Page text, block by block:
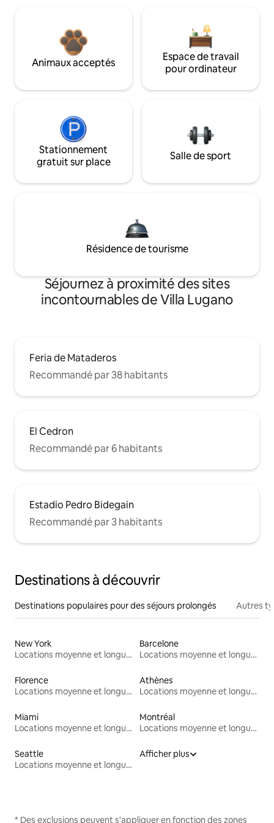
Animaux acceptés
Espace de travail
pour ordinateur
Stationnement
gratuit sur place
Salle de sport
Résidence de tourisme
Séjournez à proximité des sites
incontournables de Villa Lugano
Feria de Mataderos
Recommandé par 38 habitants
El Cedron
Recommandé par 6 habitants
Estadio Pedro Bidegain
Recommandé par 3 habitants
Destinations à découvrir
Destinations populaires pour des séjours prolongés Autres
New York
Locations moyenne et longue durée
Barcelone
Locations moyenne et longue durée
Florence
Locations moyenne et longue durée
Athènes
Locations moyenne et longue durée
Miami
Locations moyenne et longue durée
Montréal
Locations moyenne et longue durée
Seattle
Locations moyenne et longue durée
Afficher plus
* Des exclusions peuvent s'appliquer en fonction des zones